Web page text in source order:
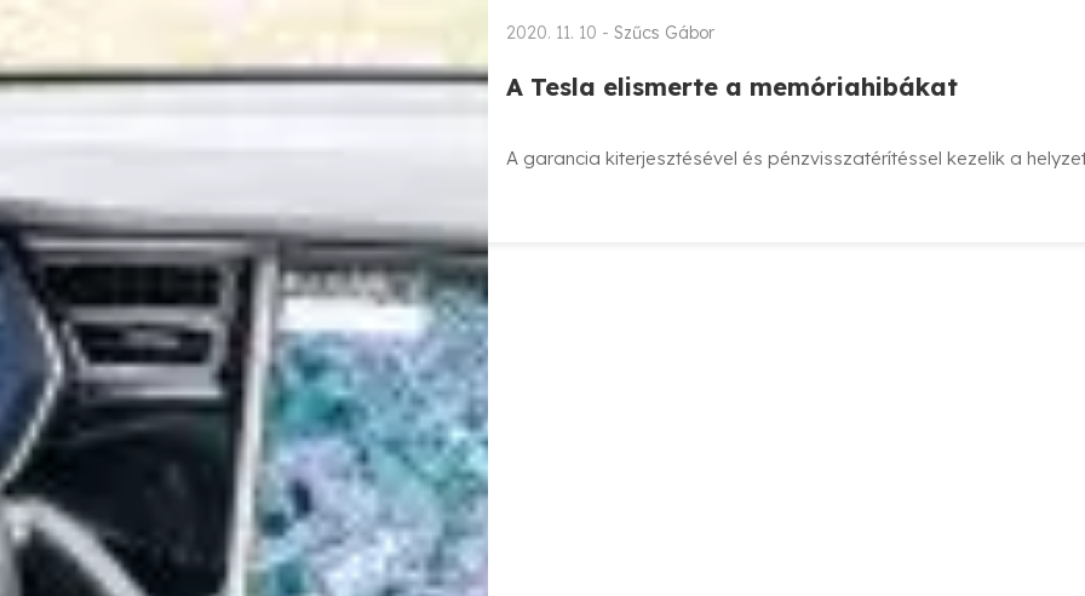
2020. 11. 10 -Szűcs Gábor
A Tesla elismerte a memóriahibákat
A garancia kiterjesztésével és pénzvisszatérítéssel kezelik a